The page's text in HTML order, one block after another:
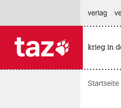
themen
verlag
krieg in
Startseite